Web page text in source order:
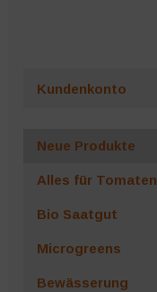
Kundenkonto
Neue Produkte
Alles für Tomaten
Bio Saatgut
Microgreens
Bewässerung